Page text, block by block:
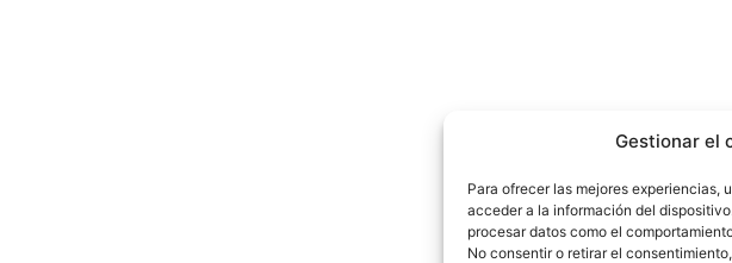
Gestionar el
Para ofrecer las mejores experiencias,
acceder a la información del
procesar datos como el
No consentir o retirar el